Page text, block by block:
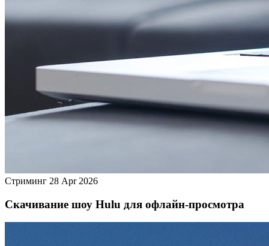
Стриминг 28 Apr 2026
Скачивание шоу Hulu для офлайн‑просмотра